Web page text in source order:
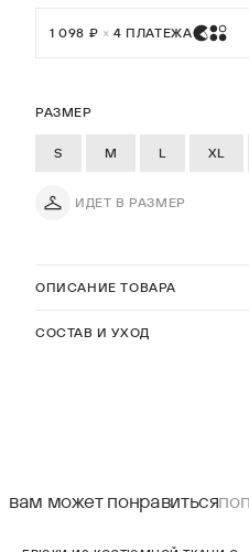
ОПИСАНИЕ ТОВАРА
СОСТАВ И УХОД
РАЗМЕР
S M L XL
ИДЕТ В РАЗМЕР
1 098 ₽ × 4 ПЛАТЕЖА
вам может понравиться